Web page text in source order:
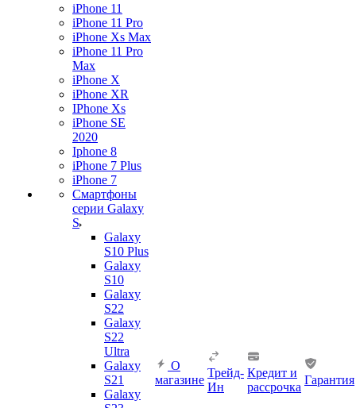
iPhone 11
iPhone 11 Pro
iPhone Xs Max
iPhone 11 Pro
Max
iPhone X
iPhone XR
IPhone Xs
iPhone SE
2020
Iphone 8
iPhone 7 Plus
iPhone 7
Смартфоны
серии Galaxy
S
Galaxy
S10 Plus
Galaxy
S10
Galaxy
S22
Galaxy
S22
Ultra
Galaxy
S21
Galaxy
О
магазине
Трейд-
Ин
Кредит и
рассрочка
Гарантия